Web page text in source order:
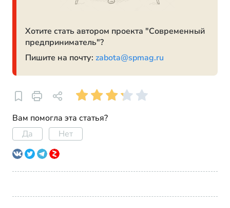
Хотите стать автором проекта "Современный
предприниматель"?
Пишите на почту: zabota@spmag.ru
Вам помогла эта статья?
Да
Нет